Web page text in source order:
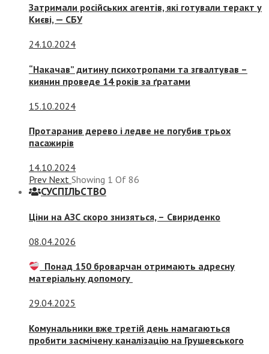
Затримали російських агентів, які готували теракт у
Києві, — СБУ
24.10.2024
“Накачав” дитину психотропами та згвалтував –
киянин проведе 14 років за ґратами
15.10.2024
Протаранив дерево і ледве не погубив трьох
пасажирів
14.10.2024
Prev Next Showing 1 Of 86
СУСПIЛЬСТВО
Ціни на АЗС скоро знизяться, – Свириденко
08.04.2026
Понад 150 броварчан отримають адресну
матеріальну допомогу
29.04.2025
Комунальники вже третій день намагаються
пробити засмічену каналізацію на Грушевського